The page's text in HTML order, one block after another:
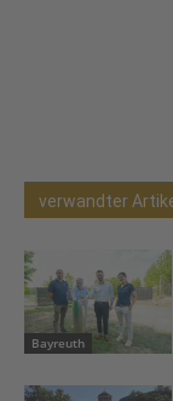
verwandter
Bayreuth